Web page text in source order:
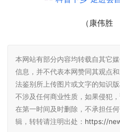
（康伟胜
本网站有部分内容均转载自其它
信息，并不代表本网赞同其观点
法鉴别所上传图片或文字的知识
不涉及任何商业性质，如果侵犯
在第一时间及时删除，不承担任
辑，转转请注明出处： https://